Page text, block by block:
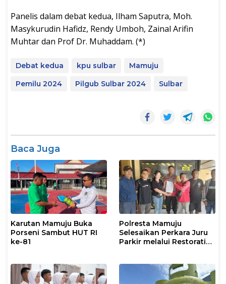
Panelis dalam debat kedua, Ilham Saputra, Moh.
Masykurudin Hafidz, Rendy Umboh, Zainal Arifin
Muhtar dan Prof Dr. Muhaddam. (*)
Debat kedua kpu sulbar
Mamuju
Pemilu 2024
Pilgub Sulbar 2024 Sulbar
Baca Juga
Karutan Mamuju Buka
Porseni Sambut HUT RI
ke-81
Polresta Mamuju
Selesaikan Perkara Juru
Parkir melalui Restorative